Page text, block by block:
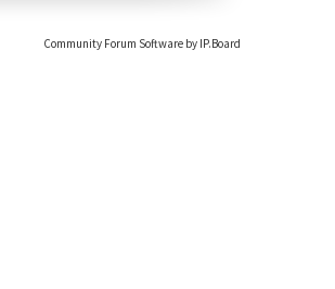
Community Forum Software by IP.Board